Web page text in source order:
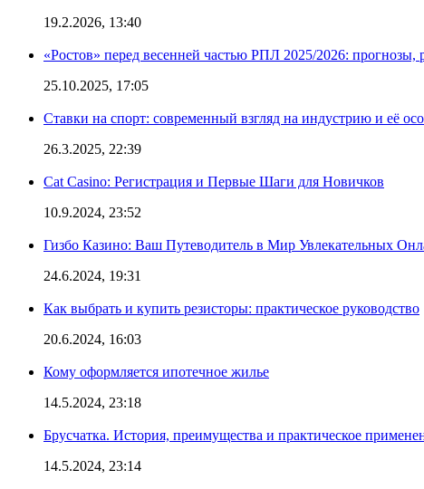
19.2.2026, 13:40
«Ростов» перед весенней частью РПЛ 2025/2026:
25.10.2025, 17:05
Ставки на спорт: современный взгляд на индустрию и её
26.3.2025, 22:39
Cat Casino: Регистрация и Первые Шаги для Новичков
10.9.2024, 23:52
Гизбо Казино: Ваш Путеводитель в Мир Увлекательных
24.6.2024, 19:31
Как выбрать и купить резисторы: практическое руководство
20.6.2024, 16:03
Кому оформляется ипотечное жилье
14.5.2024, 23:18
Брусчатка. История, преимущества и практическое
14.5.2024, 23:14